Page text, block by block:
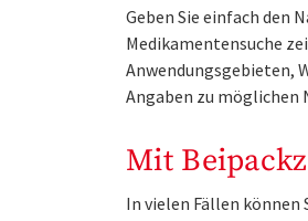
Geben Sie einfach den
Medikamentensuche
Anwendungsgebieten,
Angaben zu möglichen
Mit
In vielen Fällen